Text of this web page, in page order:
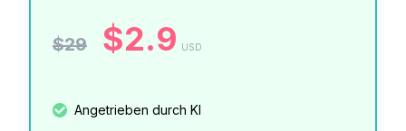
$29 $2.9 USD
Angetrieben durch KI